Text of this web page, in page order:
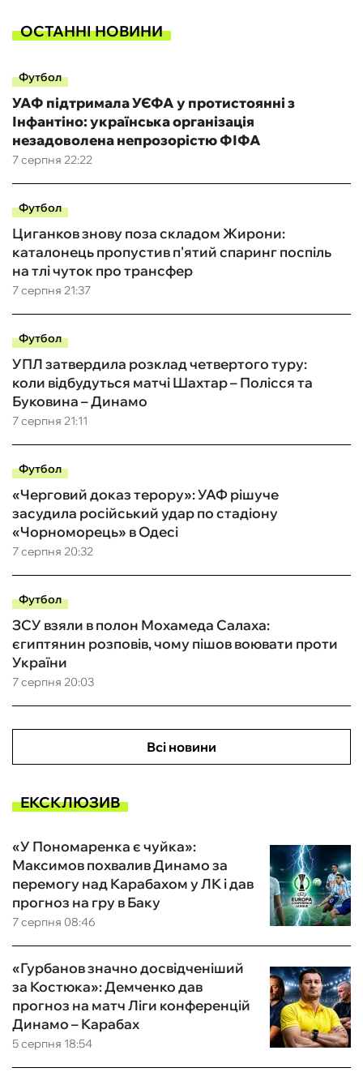
ОСТАННІ НОВИНИ
Футбол
7 серпня 22:22
УАФ підтримала УЄФА у протистоянні з
Інфантіно: українська організація
незадоволена непрозорістю ФІФА
Футбол
7 серпня 21:37
Циганков знову поза складом Жирони:
каталонець пропустив п'ятий спаринг поспіль
на тлі чуток про трансфер
Футбол
7 серпня 21:11
УПЛ затвердила розклад четвертого туру:
коли відбудуться матчі Шахтар – Полісся та
Буковина – Динамо
Футбол
7 серпня 20:32
«Черговий доказ терору»: УАФ рішуче
засудила російський удар по стадіону
«Чорноморець» в Одесі
Футбол
7 серпня 20:03
ЗСУ взяли в полон Мохамеда Салаха:
єгиптянин розповів, чому пішов воювати проти
України
Всі новини
ЕКСКЛЮЗИВ
7 серпня 08:46
«У Пономаренка є чуйка»:
Максимов похвалив Динамо за
перемогу над Карабахом у ЛК і дав
прогноз на гру в Баку
5 серпня 18:54
«Гурбанов значно досвідченіший
за Костюка»: Демченко дав
прогноз на матч Ліги конференцій
Динамо – Карабах